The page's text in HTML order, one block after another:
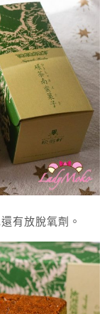
有放脫氧劑。